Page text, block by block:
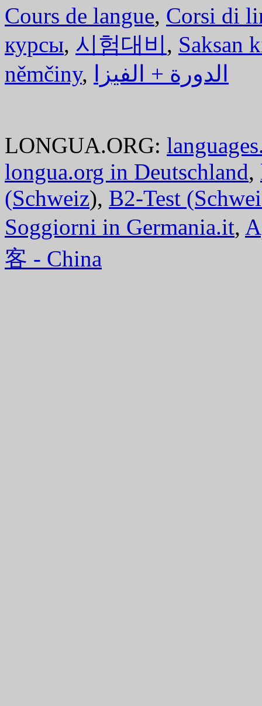
Cours de langue, Corsi di
курсы, 시험대비, Saksan
němčiny, الدورة + الفيزا
LONGUA.ORG:
longua.org in Deutschland,
(Schweiz), B2-Test
Soggiorni in Germania.it,
客 - China